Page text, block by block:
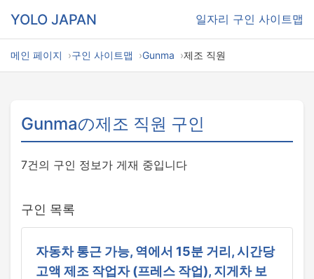
YOLO JAPAN 일자리 구인 사이트맵
메인 페이지 구인 사이트맵 Gunma 제조 직원
Gunmaの제조 직원 구인
7건의 구인 정보가 게재 중입니다
구인 목록
자동차 통근 가능, 역에서 15분 거리, 시간당
고액 제조 작업자 (프레스 작업), 지게차 보